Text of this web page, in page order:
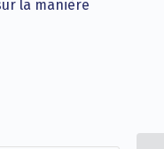
la manière